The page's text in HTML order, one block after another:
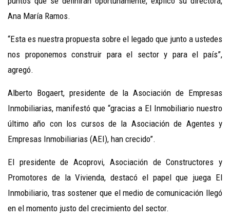
Ana María Ramos.
“Esta es nuestra propuesta sobre el legado que junto a ustedes
nos proponemos construir para el sector y para el país”,
agregó.
Alberto Bogaert, presidente de la Asociación de Empresas
Inmobiliarias, manifestó que “gracias a El Inmobiliario nuestro
último año con los cursos de la Asociación de Agentes y
Empresas Inmobiliarias (AEI), han crecido”.
El presidente de Acoprovi, Asociación de Constructores y
Promotores de la Vivienda, destacó el papel que juega El
Inmobiliario, tras sostener que el medio de comunicación llegó
en el momento justo del crecimiento del sector.